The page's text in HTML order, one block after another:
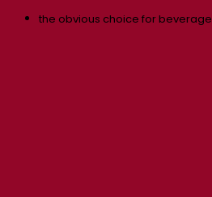
the obvious choice for beverage